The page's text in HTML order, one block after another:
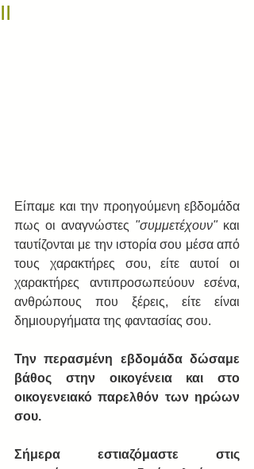
ΙΙ
Είπαμε και την προηγούμενη εβδομάδα
πως οι αναγνώστες "συμμετέχουν" και
ταυτίζονται με την ιστορία σου μέσα από
τους χαρακτήρες σου, είτε αυτοί οι
χαρακτήρες αντιπροσωπεύουν εσένα,
ανθρώπους που ξέρεις, είτε είναι
δημιουργήματα της φαντασίας σου.
Την περασμένη εβδομάδα δώσαμε
βάθος στην οικογένεια και στο
οικογενειακό παρελθόν των ηρώων
σου.
Σήμερα εστιαζόμαστε στις